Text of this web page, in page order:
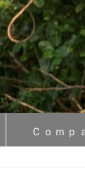
Ｃｏｍｐ